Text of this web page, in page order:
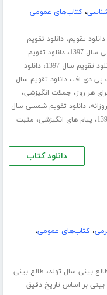
،کتاب‌های عمومی
دانلود تقویم،دانلود تقویم
1397 ،دانلود تقویم
تقویم سال 1397 ،دانلود
،دانلود تقویم سال
هر روز، جملات انگیزشی،
،دانلود تقویم شمسی سال
، پیام های انگیزشی، مثبت
دانلود کتاب
،کتاب‌های عمومی،
بینی سال تولد، طالع بینی
بینی بر اساس تاریخ دقیق